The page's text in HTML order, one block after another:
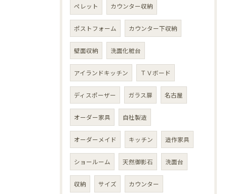
ペレット カウンター収納
ポストフォーム カウンター下収納
壁面収納 洗面化粧台
アイランドキッチン ＴＶボード
ディスポーザー ガラス扉 名古屋
オーダー家具 自社製造
オーダーメイド キッチン 造作家具
ショールーム 天然御影石 洗面台
収納 サイズ カウンター